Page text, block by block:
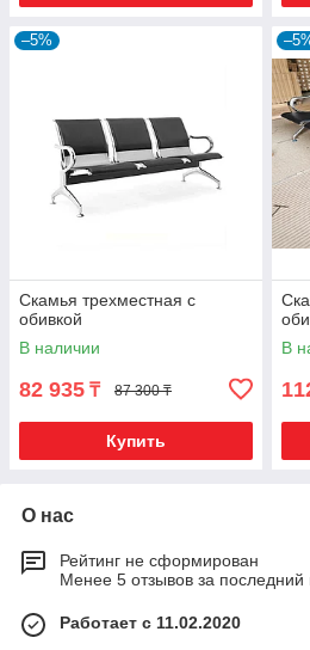
–5%
Скамья трехместная с
обивкой
В наличии
82 935 ₸ 87 300 ₸
Купить
В
О нас
Рейтинг не сформирован
Менее 5 отзывов за последний
Работает с 11.02.2020